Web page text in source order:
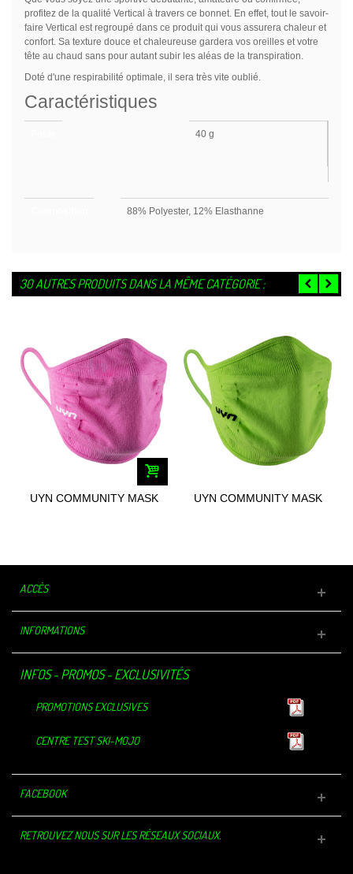
profitez de la qualité Vertical à travers ce bonnet. En effet, tout le savoir-
faire Vertical est regroupé dans ce produit qui vous assurera chaleur et
confort. Sa texture douce et chaleureuse gardera vos oreilles et votre
tête au chaud sans pour autant subir les aléas de la transpiration.
Doté d'une respirabilité optimale, il sera très vite oublié.
Caractéristiques
40 g
88% Polyester, 12% Elasthanne
30 AUTRES PRODUITS DANS LA MÊME CATÉGORIE :
UYN COMMUNITY MASK
UYN COMMUNITY MASK
ACCÈS
INFORMATIONS
INFOS - PROMOS - EXCLUSIVITÉS
PROMOTIONS EXCLUSIVES
CENTRE TEST SKI-MOJO
FACEBOOK
RETROUVEZ NOUS SUR LES RÉSEAUX SOCIAUX.